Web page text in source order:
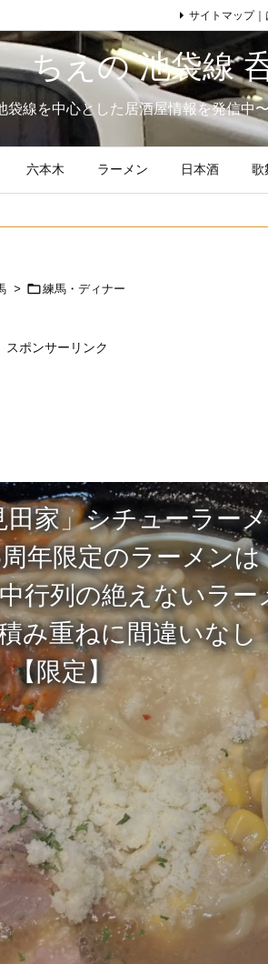
ちえの 池袋線
袋線を中心とした居酒屋情報を発信中
六本木 ラーメン 日本酒 歌
サイトマップ｜
> 練馬・ディナー
スポンサーリンク
田家」シチューラー
年限定のラーメン
行列の絶えないラー
み重ねに間違いなし
限定】